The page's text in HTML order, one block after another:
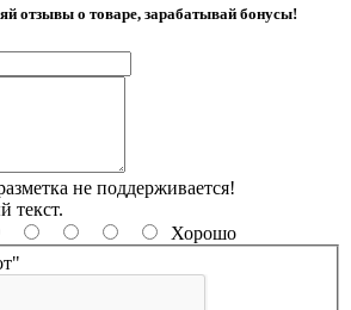
отзывы о товаре, зарабатывай бонусы!
не поддерживается!
текст.
Хорошо